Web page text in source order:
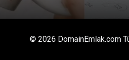
© 2026 DomainEmlak.com